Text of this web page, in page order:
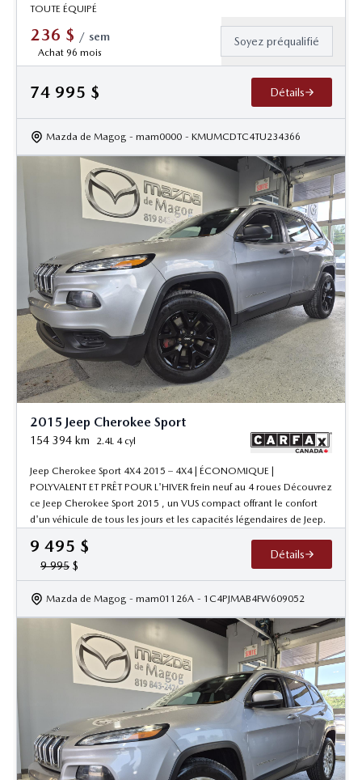
TOUTE ÉQUIPÉ
236 $ / sem
Achat 96 mois
Soyez préqualifié
74 995 $ Détails
Mazda de Magog - mam0000 - KMUMCDTC4TU234366
2015 Jeep Cherokee Sport
154 394 km 2.4L 4 cyl
Jeep Cherokee Sport 4X4 2015 – 4X4 | ÉCONOMIQUE |
POLYVALENT ET PRÊT POUR L'HIVER frein neuf au 4 roues Découvrez
ce Jeep Cherokee Sport 2015 , un VUS compact offrant le confort
d'un véhicule de tous les jours et les capacités légendaires de Jeep.
9 495 $
9 995 $
Détails
Mazda de Magog - mam01126A - 1C4PJMAB4FW609052